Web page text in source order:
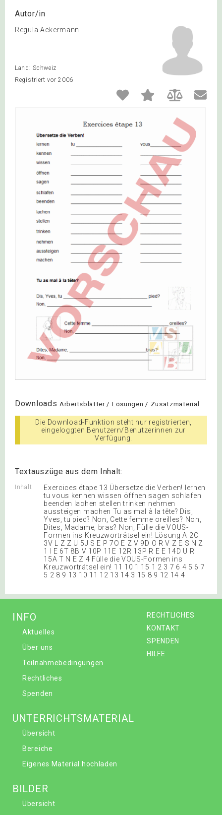
Autor/in
Regula Ackermann
Land: Schweiz
Registriert vor 2006
Downloads Arbeitsblätter / Lösungen / Zusatzmaterial
Die Download-Funktion steht nur registrierten,
eingeloggten Benutzern/Benutzerinnen zur
Verfügung.
Textauszüge aus dem Inhalt:
Inhalt
Exercices étape 13 Übersetze die Verben! lernen
tu vous kennen wissen öffnen sagen schlafen
beenden lachen stellen trinken nehmen
aussteigen machen Tu as mal à la tête? Dis,
Yves, tu pied? Non, Cette femme oreilles? Non,
Dites, Madame, bras? Non, Fülle die VOUS-
Formen ins Kreuzworträtsel ein! Lösung A 2C
3V L Z Z U 5J S E P 7O E Z V 9D O R V Z E S N Z
1 I E 6T 8B V 10P 11E 12R 13P R E E 14D U R
15A T N E Z 4 Fülle die VOUS-Formen ins
Kreuzworträtsel ein! 11 10 1 15 1 2 3 7 6 4 5 6 7
5 2 8 9 13 10 11 12 13 14 3 15 8 9 12 14 4
RECHTLICHES
KONTAKT
SPENDEN
HILFE
INFO
Aktuelles
Über uns
Teilnahmebedingungen
Rechtliches
Spenden
UNTERRICHTSMATERIAL
Übersicht
Bereiche
Eigenes Material hochladen
BILDER
Übersicht